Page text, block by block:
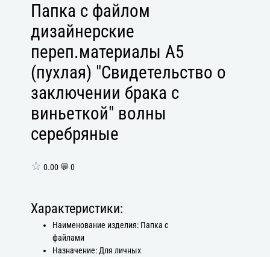
Папка с файлом
дизайнерские
переп.материалы А5
(пухлая) "Свидетельство о
заключении брака с
виньеткой" волны
серебряные
☆ 0.00 💬 0
Характеристики:
Наименование изделия: Папка с
файлами
Назначение: Для личных